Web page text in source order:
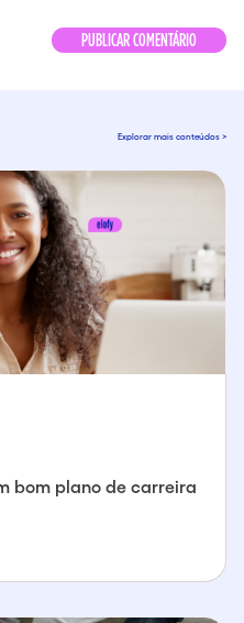
Explorar mais conteúdos >
bom plano de carreira